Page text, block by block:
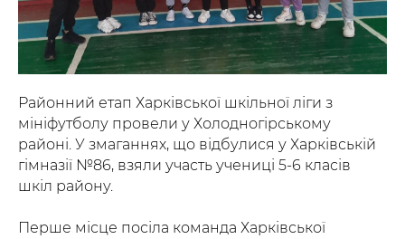
Районний етап Харківської шкільної ліги з
мініфутболу провели у Холодногірському
районі. У змаганнях, що відбулися у Харківській
гімназії №86, взяли участь учениці 5-6 класів
шкіл району.
Перше місце посіла команда Харківської